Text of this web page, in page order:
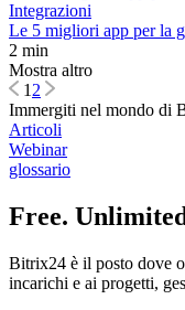
Integrazioni
Le 5 migliori app per la
2 min
Mostra altro
12
Immergiti nel mondo di
Articoli
Webinar
glossario
Free.
Bitrix24 è il posto dove
incarichi e ai progetti,